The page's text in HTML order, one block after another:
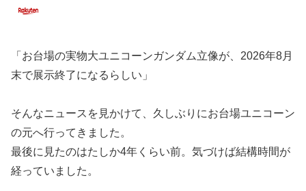
「お台場の実物大ユニコーンガンダム立像が、2026年8月
末で展示終了になるらしい」
そんなニュースを見かけて、久しぶりにお台場ユニコーン
の元へ行ってきました。
最後に見たのはたしか4年くらい前。気づけば結構時間が
経っていました。